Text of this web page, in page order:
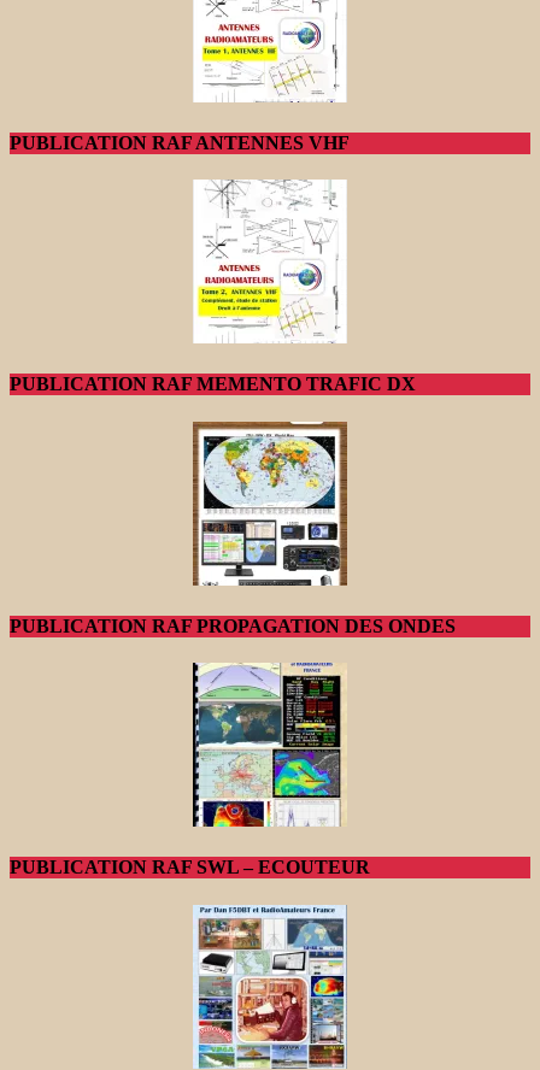
PUBLICATION RAF ANTENNES VHF
PUBLICATION RAF MEMENTO TRAFIC DX
PUBLICATION RAF PROPAGATION DES ONDES
PUBLICATION RAF SWL – ECOUTEUR